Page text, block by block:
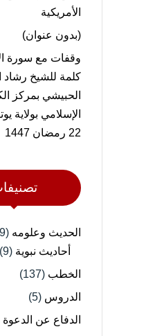
الأمريكية
(بدون عنوان)
وقفات مع سورة
كلمة للشيخ رشاد
الحبيشي بمركز
الإسلامي بولاية
22 رمضان 1447
الحديث وعلومه (9)
أحاديث نبوية (9)
الخطب (137)
الدروس (5)
الدفاع عن الدعوة